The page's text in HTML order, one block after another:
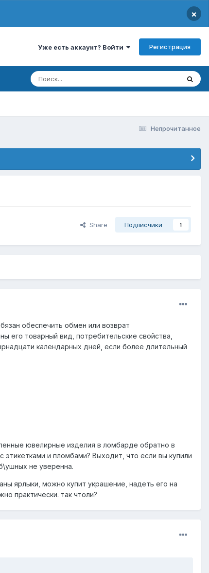
×
Уже есть аккаунт? Войти Регистрация
Непрочитанное
Share Подписчики 1
обеспечить обмен или возврат
его товарный вид, потребительские свойства,
календарных дней, если более длительный
ювелирные изделия в ломбарде обратно в
и пломбами? Выходит, что если вы купили
не уверенна.
ярлыки, можно купит украшение, надеть его на
практически. так чтоли?